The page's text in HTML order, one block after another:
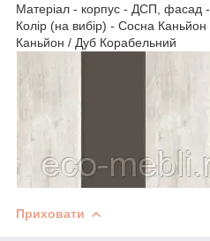
Матеріал - корпус - ДСП, фасад
Колір (на вибір) - Сосна
Каньйон / Дуб Корабельний
Приховати